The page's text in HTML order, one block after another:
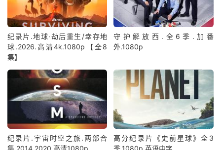
纪录片.地球·劫后重生/幸存地
球.2026.高清4k.1080p【全8
集】
守护解放西.全6季.加番
外.1080p
纪录片.宇宙时空之旅.两部合
集.2014.2020.高清1080p
高分纪录片《史前星球》全3
季.1080p.英语中字